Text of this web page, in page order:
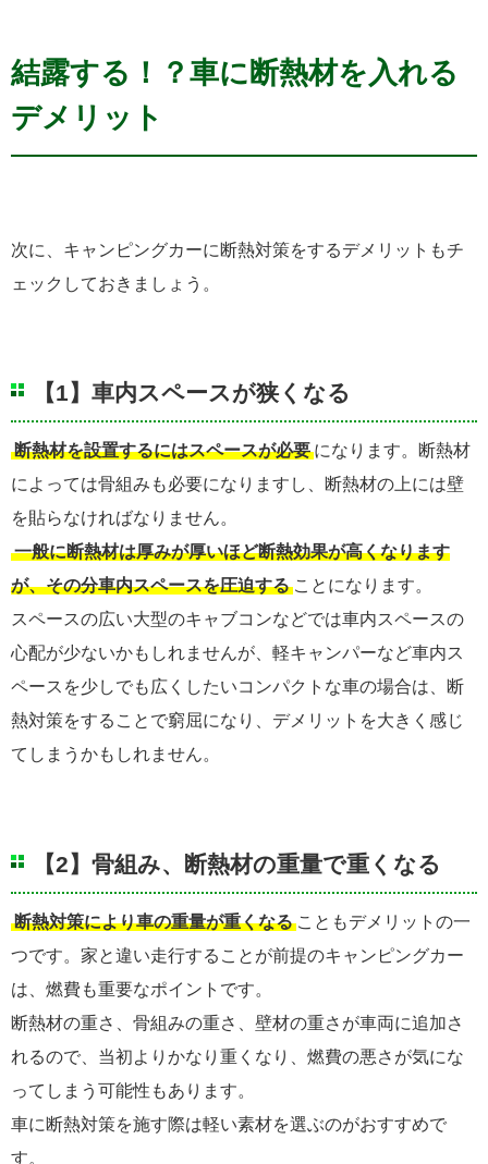
結露する！？車に断熱材を入れる
デメリット
次に、キャンピングカーに断熱対策をするデメリットもチ
ェックしておきましょう。
【1】車内スペースが狭くなる
断熱材を設置するにはスペースが必要 になります。断熱材
によっては骨組みも必要になりますし、断熱材の上には壁
を貼らなければなりません。
一般に断熱材は厚みが厚いほど断熱効果が高くなります
が、その分車内スペースを圧迫する ことになります。
スペースの広い大型のキャブコンなどでは車内スペースの
心配が少ないかもしれませんが、軽キャンパーなど車内ス
ペースを少しでも広くしたいコンパクトな車の場合は、断
熱対策をすることで窮屈になり、デメリットを大きく感じ
てしまうかもしれません。
【2】骨組み、断熱材の重量で重くなる
断熱対策により車の重量が重くなる こともデメリットの一
つです。家と違い走行することが前提のキャンピングカー
は、燃費も重要なポイントです。
断熱材の重さ、骨組みの重さ、壁材の重さが車両に追加さ
れるので、当初よりかなり重くなり、燃費の悪さが気にな
ってしまう可能性もあります。
車に断熱対策を施す際は軽い素材を選ぶのがおすすめで
す。